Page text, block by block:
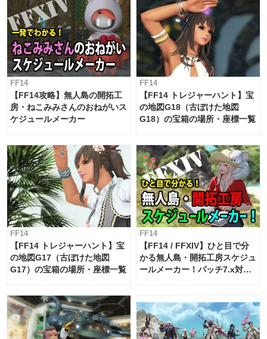
FF14
【FF14攻略】無人島の開拓工
房・ねこみみさんのおねがいス
ケジュールメーカー
FF14
【FF14 トレジャーハント】宝
の地図G18（古ぼけた地図
G18）の宝箱の場所・座標一覧
FF14
【FF14 トレジャーハント】宝
の地図G17（古ぼけた地図
G17）の宝箱の場所・座標一覧
FF14
【FF14 / FFXIV】ひと目で分
かる無人島・開拓工房スケジュ
ールメーカー！パッチ7.x対応